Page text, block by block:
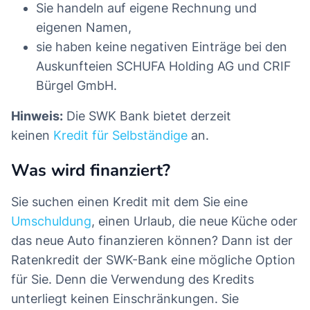
Sie handeln auf eigene Rechnung und
eigenen Namen,
sie haben keine negativen Einträge bei den
Auskunfteien SCHUFA Holding AG und CRIF
Bürgel GmbH.
Hinweis: Die SWK Bank bietet derzeit
keinen Kredit für Selbständige an.
Was wird finanziert?
Sie suchen einen Kredit mit dem Sie eine
Umschuldung, einen Urlaub, die neue Küche oder
das neue Auto finanzieren können? Dann ist der
Ratenkredit der SWK-Bank eine mögliche Option
für Sie. Denn die Verwendung des Kredits
unterliegt keinen Einschränkungen. Sie